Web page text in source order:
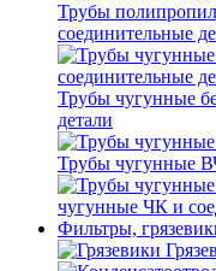
Трубы
соединительные
Трубы чугунные
детали
Трубы чугунные
чугунные ЧК и
Фильтры,